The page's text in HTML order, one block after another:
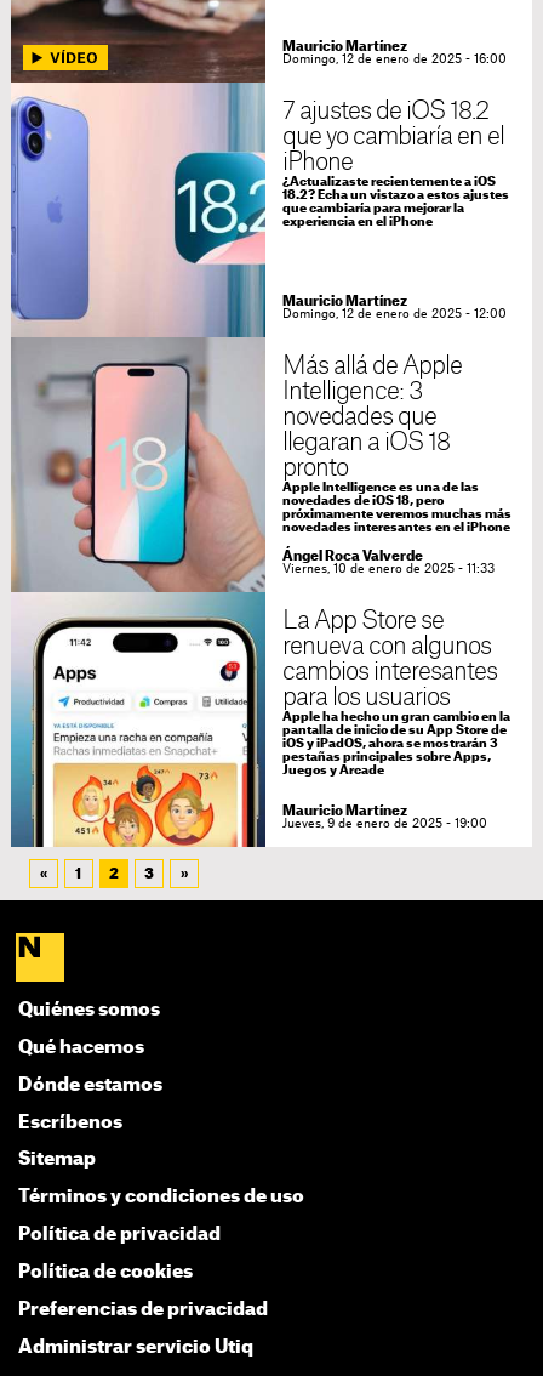
Mauricio Martínez
Domingo, 12 de enero de 2025 - 16:00
7 ajustes de iOS 18.2
que yo cambiaría en el
iPhone
¿Actualizaste recientemente a iOS
18.2? Echa un vistazo a estos ajustes
que cambiaría para mejorar la
experiencia en el iPhone
Mauricio Martínez
Domingo, 12 de enero de 2025 - 12:00
Más allá de Apple
Intelligence: 3
novedades que
llegaran a iOS 18
pronto
Apple Intelligence es una de las
novedades de iOS 18, pero
próximamente veremos muchas más
novedades interesantes en el iPhone
Ángel Roca Valverde
Viernes, 10 de enero de 2025 - 11:33
La App Store se
renueva con algunos
cambios interesantes
para los usuarios
Apple ha hecho un gran cambio en la
pantalla de inicio de su App Store de
iOS y iPadOS, ahora se mostrarán 3
pestañas principales sobre Apps,
Juegos y Arcade
Mauricio Martínez
Jueves, 9 de enero de 2025 - 19:00
« 1 2 3 »
Quiénes somos
Qué hacemos
Dónde estamos
Escríbenos
Sitemap
Términos y condiciones de uso
Política de privacidad
Política de cookies
Preferencias de privacidad
Administrar servicio Utiq